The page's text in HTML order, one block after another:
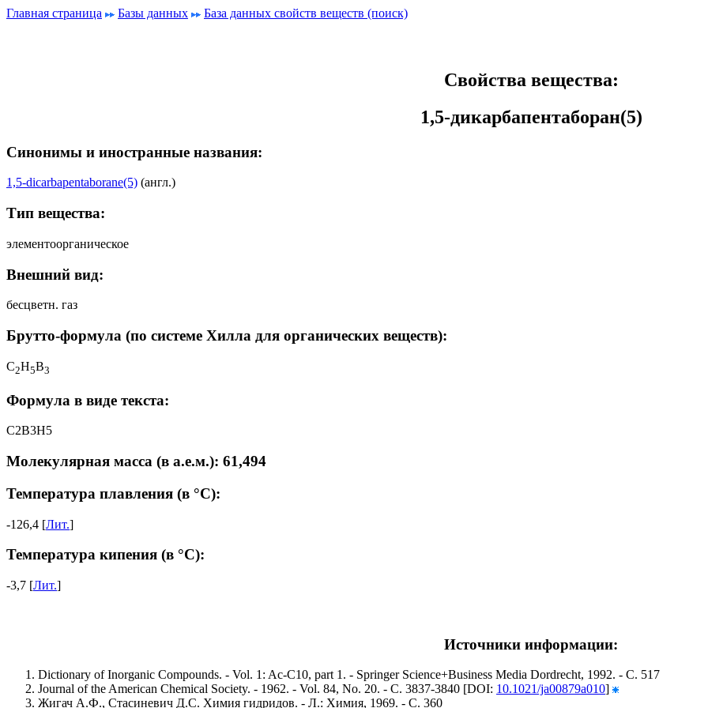
Главная страница Базы данных База данных свойств веществ (поиск)
Свойства вещества:
1,5-дикарбапентаборан(5)
Синонимы и иностранные названия:
1,5-dicarbapentaborane(5) (англ.)
Тип вещества:
элементоорганическое
Внешний вид:
бесцветн. газ
Брутто-формула (по системе Хилла для органических веществ):
C2H5B3
Формула в виде текста:
C2B3H5
Молекулярная масса (в а.е.м.): 61,494
Температура плавления (в °C):
-126,4 [Лит.]
Температура кипения (в °C):
-3,7 [Лит.]
Источники информации:
Dictionary of Inorganic Compounds. - Vol. 1: Ac-C10, part 1. - Springer Science+Business Media Dordrecht, 1992. - С. 517
Journal of the American Chemical Society. - 1962. - Vol. 84, No. 20. - С. 3837-3840 [DOI: 10.1021/ja00879a010]
Жигач А.Ф., Стасиневич Д.С. Химия гидридов. - Л.: Химия, 1969. - С. 360